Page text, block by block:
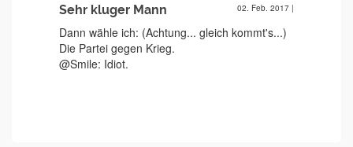
Sehr kluger Mann 02. Feb. 2017 |
Dann wähle ich: (Achtung... gleich kommt's...)
Die Partei gegen Krieg.
@Smile: Idiot.